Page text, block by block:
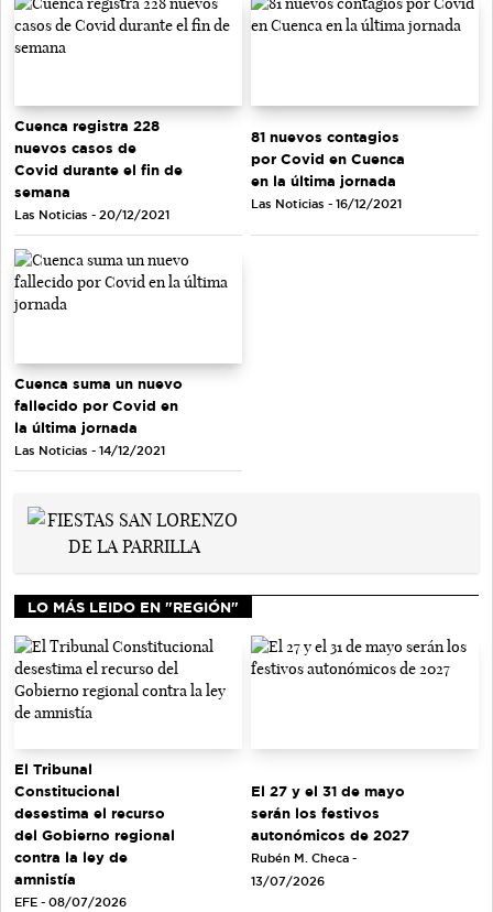
Cuenca registra 228
nuevos casos de
Covid durante el fin de
semana
Las Noticias - 20/12/2021
81 nuevos contagios
por Covid en Cuenca
en la última jornada
Las Noticias - 16/12/2021
Cuenca suma un nuevo
fallecido por Covid en
la última jornada
Las Noticias - 14/12/2021
LO MÁS LEIDO EN "REGIÓN"
El Tribunal
Constitucional
desestima el recurso
del Gobierno regional
contra la ley de
amnistía
EFE - 08/07/2026
El 27 y el 31 de mayo
serán los festivos
autonómicos de 2027
Rubén M. Checa -
13/07/2026